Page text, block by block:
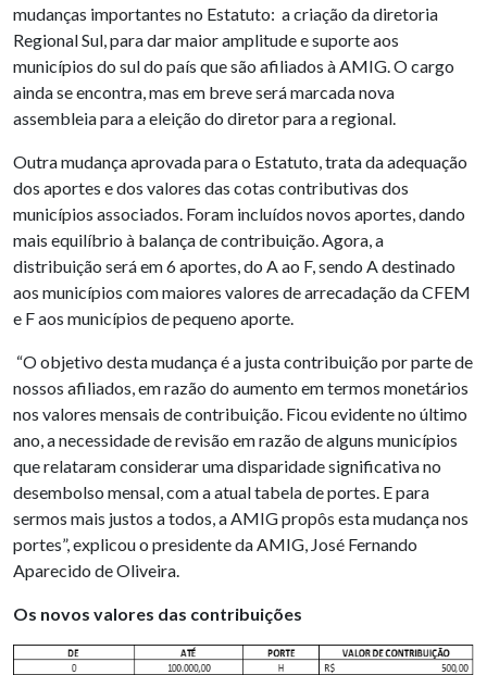
mudanças importantes no Estatuto: a criação da diretoria
Regional Sul, para dar maior amplitude e suporte aos
municípios do sul do país que são afiliados à AMIG. O cargo
ainda se encontra, mas em breve será marcada nova
assembleia para a eleição do diretor para a regional.
Outra mudança aprovada para o Estatuto, trata da adequação
dos aportes e dos valores das cotas contributivas dos
municípios associados. Foram incluídos novos aportes, dando
mais equilíbrio à balança de contribuição. Agora, a
distribuição será em 6 aportes, do A ao F, sendo A destinado
aos municípios com maiores valores de arrecadação da CFEM
e F aos municípios de pequeno aporte.
“O objetivo desta mudança é a justa contribuição por parte de
nossos afiliados, em razão do aumento em termos monetários
nos valores mensais de contribuição. Ficou evidente no último
ano, a necessidade de revisão em razão de alguns municípios
que relataram considerar uma disparidade significativa no
desembolso mensal, com a atual tabela de portes. E para
sermos mais justos a todos, a AMIG propôs esta mudança nos
portes”, explicou o presidente da AMIG, José Fernando
Aparecido de Oliveira.
Os novos valores das contribuições